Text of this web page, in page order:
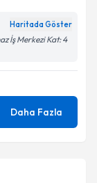
Haritada Göster
İş Merkezi Kat: 4
Daha Fazla